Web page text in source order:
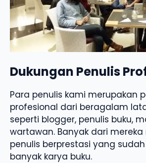
Dukungan Penulis
Para penulis kami merupakan
profesional dari beragalam
seperti blogger, penulis buku,
wartawan. Banyak dari
penulis berprestasi yang
banyak karya buku.